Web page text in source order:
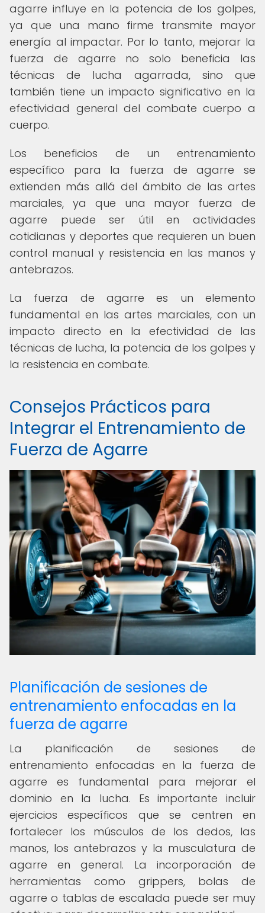
agarre influye en la potencia de los golpes,
ya que una mano firme transmite mayor
energía al impactar. Por lo tanto, mejorar la
fuerza de agarre no solo beneficia las
técnicas de lucha agarrada, sino que
también tiene un impacto significativo en la
efectividad general del combate cuerpo a
cuerpo.
Los beneficios de un entrenamiento
específico para la fuerza de agarre se
extienden más allá del ámbito de las artes
marciales, ya que una mayor fuerza de
agarre puede ser útil en actividades
cotidianas y deportes que requieren un buen
control manual y resistencia en las manos y
antebrazos.
La fuerza de agarre es un elemento
fundamental en las artes marciales, con un
impacto directo en la efectividad de las
técnicas de lucha, la potencia de los golpes y
la resistencia en combate.
Consejos Prácticos para
Integrar el Entrenamiento de
Fuerza de Agarre
Planificación de sesiones de
entrenamiento enfocadas en la
fuerza de agarre
La planificación de sesiones de
entrenamiento enfocadas en la fuerza de
agarre es fundamental para mejorar el
dominio en la lucha. Es importante incluir
ejercicios específicos que se centren en
fortalecer los músculos de los dedos, las
manos, los antebrazos y la musculatura de
agarre en general. La incorporación de
herramientas como grippers, bolas de
agarre o tablas de escalada puede ser muy